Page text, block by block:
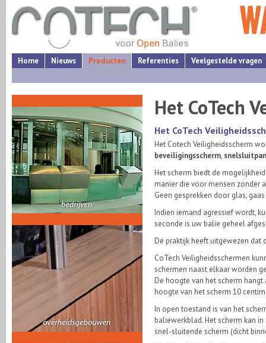
Home Nieuws Producten Referenties Veelgestelde vragen
Het CoTech
Het CoTech
Het Cotech Veiligheidsscherm
beveiligingsscherm,
Het scherm biedt de
manier die voor mensen zonder
Geen gesprekken door glas,
Indien iemand agressief wordt,
seconde is uw balie geheel
De praktijk heeft uitgewezen
CoTech Veiligheidsschermen
schermen naast elkaar worden
De hoogte van het scherm
hoogte van het scherm 10
In open toestand is van het
baliewerkblad. Het scherm kan
snel-sluitende scherm (dicht